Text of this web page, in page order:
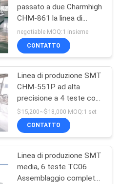
passato a due Charmhigh
CHM-861 la linea di
produzione completa di
SMT IPC9850 26000cph
negotiable MOQ:1 insieme
CONTATTO
Linea di produzione SMT
CHM-551P ad alta
precisione a 4 teste con
forno a reflusso a 4 zone
per l'assemblaggio di
PCB
$15,200~$18,000 MOQ:1 set
CONTATTO
Linea di produzione SMT
media, 6 teste TC06
Assemblaggio completo